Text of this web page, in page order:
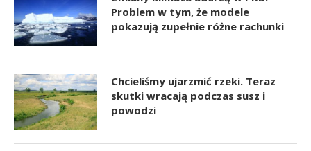
Problem w tym, że modele
pokazują zupełnie różne rachunki
Chcieliśmy ujarzmić rzeki. Teraz
skutki wracają podczas susz i
powodzi